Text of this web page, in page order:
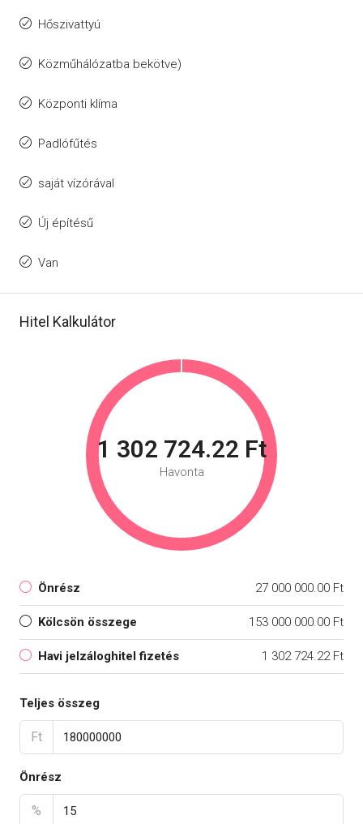
Hőszivattyú
Közműhálózatba bekötve)
Központi klíma
Padlófűtés
saját vízórával
Új építésű
Van
Hitel Kalkulátor
1 302 724.22 Ft
Havonta
Önrész 27 000 000.00 Ft
Kölcsön összege 153 000 000.00 Ft
Havi jelzáloghitel fizetés 1 302 724.22 Ft
Teljes összeg
Ft
Önrész
%